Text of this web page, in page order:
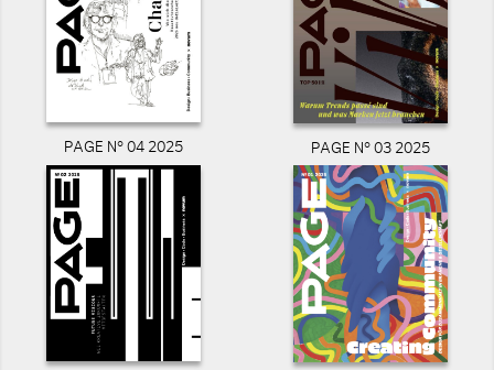
PAGE N° 04 2025 PAGE N° 03 2025